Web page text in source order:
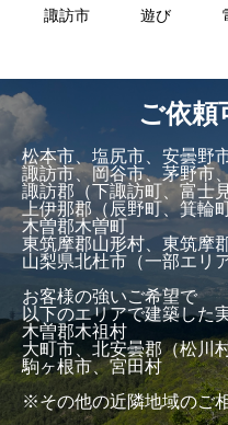
諏訪市 遊び
ご依頼
松本市、塩尻市、安曇野
諏訪市、岡谷市、茅野市
諏訪郡（下諏訪町、富士
上伊那郡（辰野町、箕輪
木曽郡木曽町
東筑摩郡山形村、東筑摩
山梨県北杜市（一部エリア
お客様の強いご希望で
以下のエリアで建築した
木曽郡木祖村
大町市、北安曇郡（松川
駒ヶ根市、宮田村
※その他の近隣地域のご